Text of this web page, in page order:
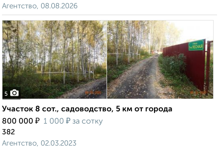
Агентство, 08.08.2026
5
Участок 8 сот., садоводство, 5 км от города
800 000 ₽ 1 000 ₽ за сотку
382
Агентство, 02.03.2023